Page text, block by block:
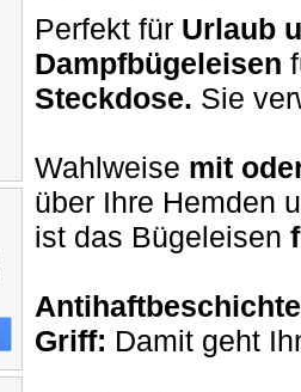
Perfekt für Urlaub
Dampfbügeleisen
Steckdose. Sie
Wahlweise mit
über Ihre Hemden
ist das Bügeleisen
Griff: Damit geht